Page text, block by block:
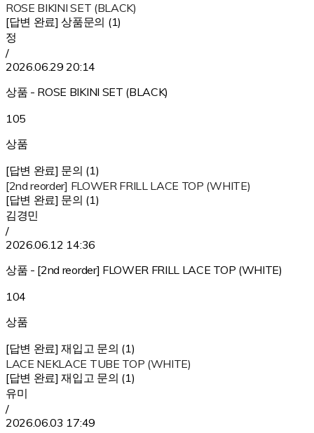
ROSE BIKINI SET (BLACK)
[답변 완료] 상품문의 (1)
정
/
2026.06.29 20:14
상품 - ROSE BIKINI SET (BLACK)
105
상품
[답변 완료] 문의 (1)
[2nd reorder] FLOWER FRILL LACE TOP (WHITE)
[답변 완료] 문의 (1)
김경민
/
2026.06.12 14:36
상품 - [2nd reorder] FLOWER FRILL LACE TOP (WHITE)
104
상품
[답변 완료] 재입고 문의 (1)
LACE NEKLACE TUBE TOP (WHITE)
[답변 완료] 재입고 문의 (1)
유미
/
2026.06.03 17:49